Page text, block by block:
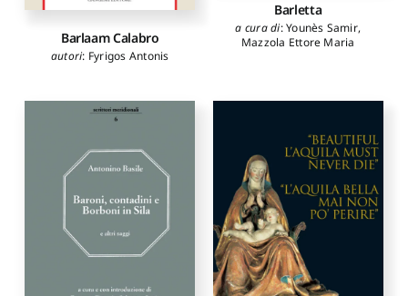
Barlaam Calabro
autori: Fyrigos Antonis
Barletta
a cura di:Younès Samir,
Mazzola Ettore Maria